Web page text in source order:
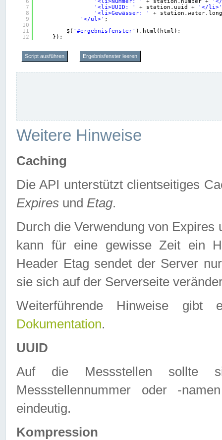
7
8
9
10
11
12
'<li>UUID: '
+ station.uuid +
'</li>'
'<li>Gewässer: '
+
'</ul>' ;
$( '#ergebnisfenster' ).html(html);
});
Script ausführen Ergebnisfenster leeren
Weitere Hinweise
Caching
Die API unterstützt clientseitiges
Expires und Etag.
Durch die Verwendung von
kann für eine gewisse Zeit ein
Header Etag sendet der Server
sie sich auf der Serverseite
Weiterführende Hinweise
Dokumentation.
UUID
Auf die Messstellen sollte
Messstellennummer oder -
eindeutig.
Kompression